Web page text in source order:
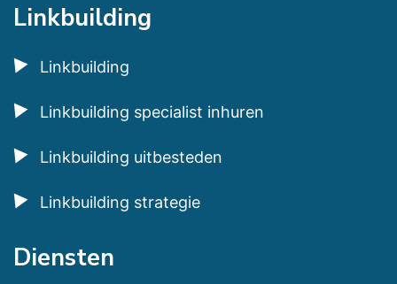
Linkbuilding
Linkbuilding
Linkbuilding specialist inhuren
Linkbuilding uitbesteden
Linkbuilding strategie
Diensten